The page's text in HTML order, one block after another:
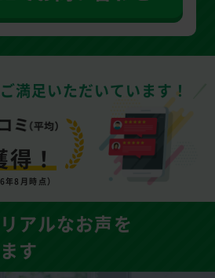
満足いただいています！
得！
8月時点）
アルなお声を
す